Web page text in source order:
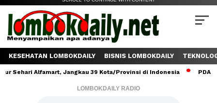
KESEHATAN LOMBOKDAILY BISNIS LOMBOKDAILY
Alfamart, Jangkau 39 Kota/Provinsi di Indonesia PDAM
LOMBOKDAILY RADIO